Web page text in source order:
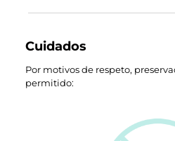
Cuidados
Por motivos de respeto,
permitido: